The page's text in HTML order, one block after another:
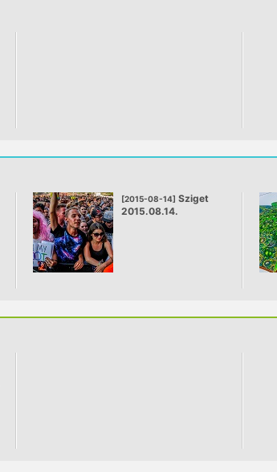
[2015-08-14] Sziget
2015.08.14.